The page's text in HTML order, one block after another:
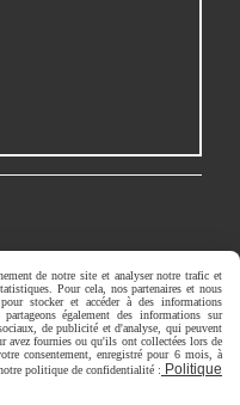
de notre site et analyser notre trafic et
Pour cela, nos partenaires et nous
stocker et accéder à des informations
également des informations sur
de publicité et d'analyse, qui peuvent
avez fournies ou qu'ils ont collectées lors de
consentement, enregistré pour 6 mois, à
politique de confidentialité : Politique